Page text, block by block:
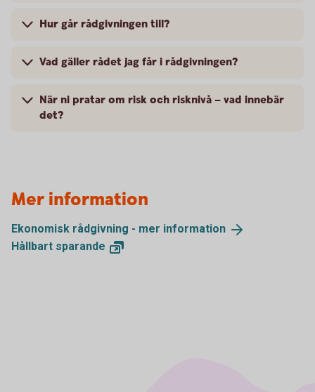
Hur går rådgivningen till?
Vad gäller rådet jag får i rådgivningen?
När ni pratar om risk och risknivå – vad innebär
det?
Mer information
Ekonomisk rådgivning - mer information
Hållbart sparande